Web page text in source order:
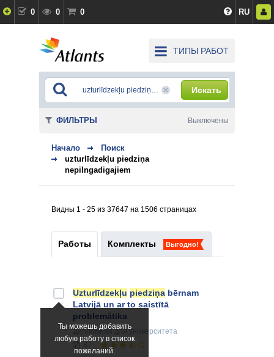
0 0 0 RU
ТИПЫ РАБОТ
Искать
Начало
Поиск
uzturlīdzekļu piedziņa
nepilngadigajiem
Видны 1 - 25 из 37647 на 1506 страницах
Работы Комплекты Выгодно!
Ты можешь добавить
любую работу в список
пожеланий.
Uzturlīdzekļu piedziņa bērnam
Latvijā un ar to saistītā
problemātika
Дипломнаядля университета
ФИЛЬТРЫ Выключены